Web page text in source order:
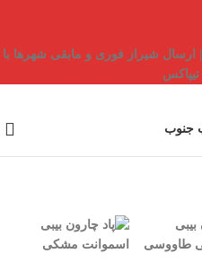
برای خرید بالای 3 تومن | ارسال شیراز فوری و مابقی شهرها با